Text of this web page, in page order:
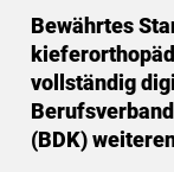
Bewährtes
vollständig
(BDK)